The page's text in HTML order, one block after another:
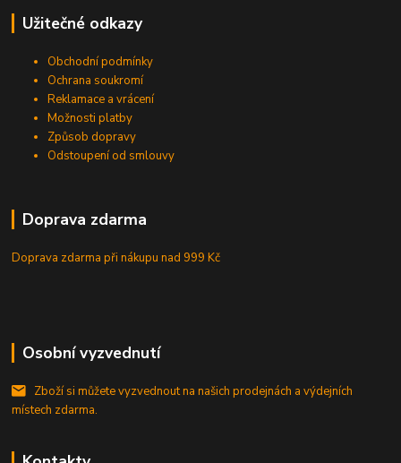
Užitečné odkazy
Obchodní podmínky
Ochrana soukromí
Reklamace a vrácení
Možnosti platby
Způsob dopravy
Odstoupení od smlouvy
Doprava zdarma
Doprava zdarma při nákupunad 999 Kč
Osobní vyzvednutí
Zboží si můžete vyzvednout na našich prodejnách a výdejních
místech zdarma.